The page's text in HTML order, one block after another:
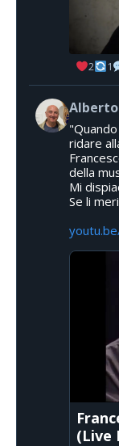
2 1
ridare
della
Mi
Se li
(Live